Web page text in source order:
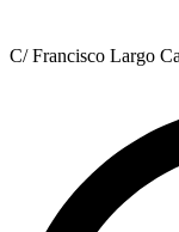
C/ Francisco Largo